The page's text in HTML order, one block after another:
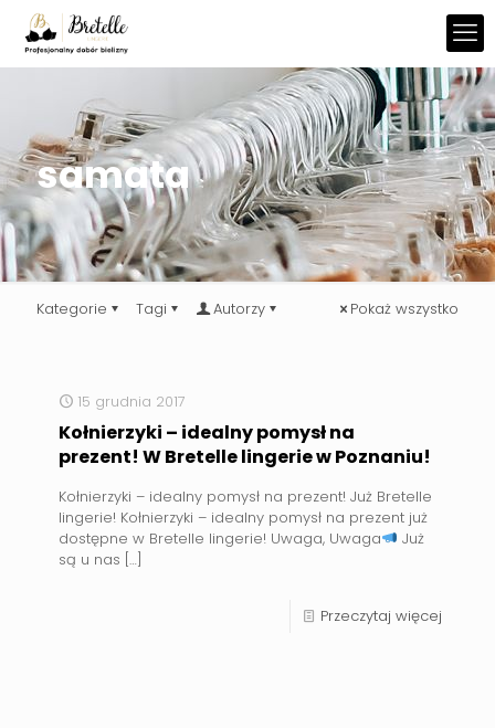
samata
Kategorie Tagi Autorzy Pokaż wszystko
15 grudnia 2017
Kołnierzyki – idealny pomysł na
prezent! W Bretelle lingerie w Poznaniu!
Kołnierzyki – idealny pomysł na prezent! Już Bretelle
lingerie! Kołnierzyki – idealny pomysł na prezent już
dostępne w Bretelle lingerie! Uwaga, Uwaga
Już
są u nas […]
Przeczytaj więcej